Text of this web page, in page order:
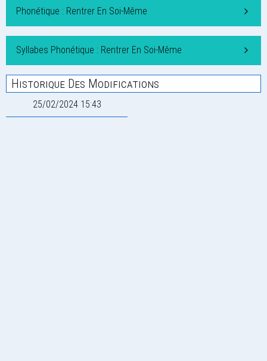
Phonétique : Rentrer En Soi-Même
Syllabes Phonétique : Rentrer En Soi-Même
Historique Des Modifications
25/02/2024 15:43